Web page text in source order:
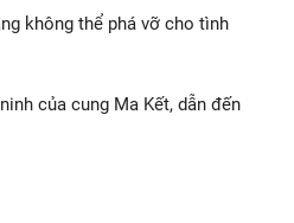
không thể phá vỡ cho tình
của cung Ma Kết, dẫn đến